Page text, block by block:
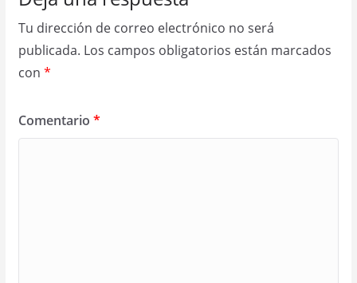
Tu dirección de correo electrónico no será
publicada. Los campos obligatorios están marcados
con *
Comentario *